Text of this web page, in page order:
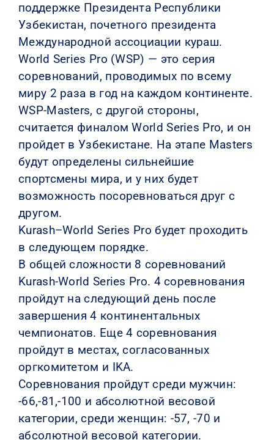
поддержке Президента Республики
Узбекистан, почетного президента
Международной ассоциации кураш.
World Series Pro (WSP) — это серия
соревнований, проводимых по всему
миру 2 раза в год на каждом континенте.
WSP-Masters, с другой стороны,
считается финалом World Series Pro, и он
пройдет в Узбекистане. На этапе Masters
будут определены сильнейшие
спортсмены мира, и у них будет
возможность посоревноваться друг с
другом.
Kurash–World Series Pro будет проходить
в следующем порядке.
В общей сложности 8 соревнований
Kurash-World Series Pro. 4 соревнования
пройдут на следующий день после
завершения 4 континентальных
чемпионатов. Еще 4 соревнования
пройдут в местах, согласованных
оргкомитетом и IKA.
Соревнования пройдут среди мужчин:
-66,-81,-100 и абсолютной весовой
категории, среди женщин: -57, -70 и
абсолютной весовой категории.